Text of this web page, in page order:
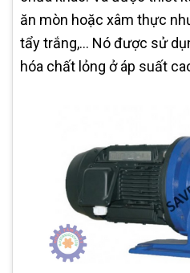
ăn mòn hoặc xâm thực
tẩy trắng,... Nó được sử
hóa chất lỏng ở áp suất